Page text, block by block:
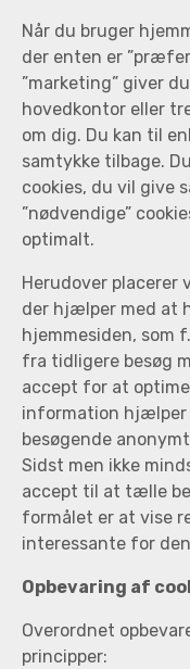
Når du bruger
der enten er
”marketing” giver
hovedkontor eller
om dig. Du kan til
samtykke tilbage.
cookies, du vil give
”nødvendige”
optimalt.
Herudover placerer
der hjælper med at
hjemmesiden, som
fra tidligere besøg
accept for at
information hjælper
besøgende
Sidst men ikke
accept til at tælle
formålet er at vise
interessante for
Opbevaring af
Overordnet
principper: